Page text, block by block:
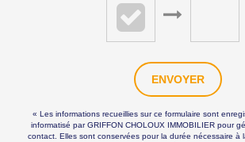
ENVOYER
« Les informations recueillies sur ce formulaire sont
informatisé par GRIFFON CHOLOUX IMMOBILIER pour
contact. Elles sont conservées pour la durée nécessaire à